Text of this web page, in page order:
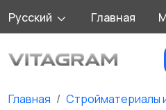
Русский Главная
Главная Стройматериалы